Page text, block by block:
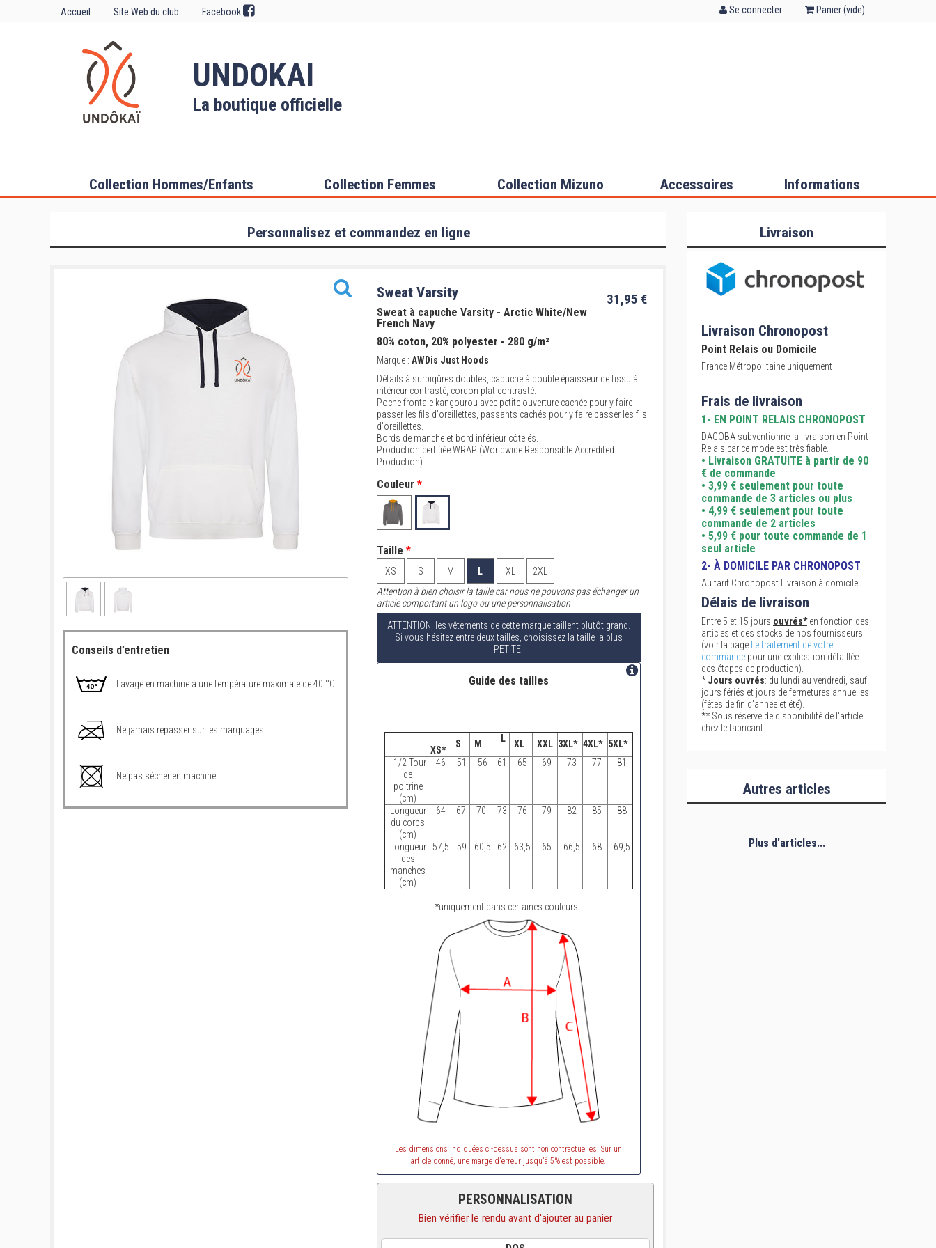
Accueil Site Web du club Facebook Se connecter Panier (vide)
UNDOKAI
La boutique officielle
Collection Hommes/Enfants Collection Femmes Collection Mizuno Accessoires Informations
Personnalisez et commandez en ligne
Conseils d’entretien
Lavage en machine à une température maximale de 40 °C
Ne jamais repasser sur les marquages
Ne pas sécher en machine
Sweat Varsity 31,95 €
Sweat à capuche Varsity - Arctic White/New
French Navy
80% coton, 20% polyester - 280 g/m²
Marque : AWDis Just Hoods
Détails à surpiqûres doubles, capuche à double épaisseur de tissu à
intérieur contrasté, cordon plat contrasté.
Poche frontale kangourou avec petite ouverture cachée pour y faire
passer les fils d'oreillettes, passants cachés pour y faire passer les fils
d'oreillettes.
Bords de manche et bord inférieur côtelés.
Production certifiée WRAP (Worldwide Responsible Accredited
Production).
Couleur *
Taille *
XS S M L XL
2XL
Attention à bien choisir la taille car nous ne pouvons pas échanger un
article comportant un logo ou une personnalisation
ATTENTION, les vêtements de cette marque taillent plutôt grand.
Si vous hésitez entre deux tailles, choisissez la taille la plus
PETITE.
Guide des tailles
XS*
S M L XL XXL 3XL* 4XL* 5XL*
1/2 Tour
de
poitrine
(cm)
46 51 56 61 65 69 73 77 81
Longueur
du corps
(cm)
64 67 70 73 76 79 82 85 88
Longueur
des
manches
(cm)
57,5 59 60,5 62 63,5 65 66,5 68 69,5
*uniquement dans certaines couleurs
Les dimensions indiquées ci-dessus sont non contractuelles. Sur un
article donné, une marge d'erreur jusqu'à 5% est possible.
PERSONNALISATION
Bien vérifier le rendu avant d'ajouter au panier
Livraison
Livraison Chronopost
Point Relais ou Domicile
France Métropolitaine uniquement
Frais de livraison
1- EN POINT RELAIS CHRONOPOST
DAGOBA subventionne la livraison en Point
Relais car ce mode est très fiable.
• Livraison GRATUITE à partir de 90
€ de commande
• 3,99 € seulement pour toute
commande de 3 articles ou plus
• 4,99 € seulement pour toute
commande de 2 articles
• 5,99 € pour toute commande de 1
seul article
2- À DOMICILE PAR CHRONOPOST
Au tarif Chronopost Livraison à domicile.
Délais de livraison
Entre 5 et 15 jours ouvrés*en fonction des
articles et des stocks de nos fournisseurs
(voir la page
Le traitement de votre
commande pour une explication détaillée
des étapes de production).
*Jours ouvrés: du lundi au vendredi, sauf
jours fériés et jours de fermetures annuelles
(fêtes de fin d'année et été).
** Sous réserve de disponibilité de l'article
chez le fabricant
Autres articles
Plus d'articles...